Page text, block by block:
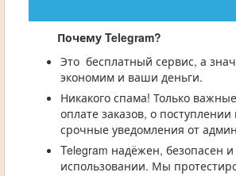
Почему Telegram?
Это бесплатный сервис, а
экономим и ваши деньги.
Никакого спама! Только
оплате заказов, о
срочные уведомления от
Telegram надёжен, безопасен
использовании. Мы